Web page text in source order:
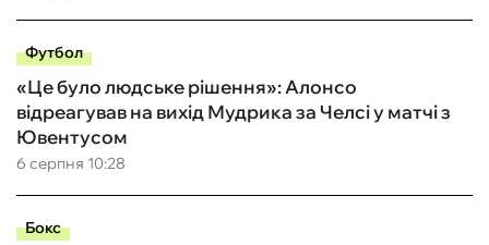
Футбол
6 серпня 10:28
«Це було людське рішення»: Алонсо
відреагував на вихід Мудрика за Челсі у матчі з
Ювентусом
Бокс